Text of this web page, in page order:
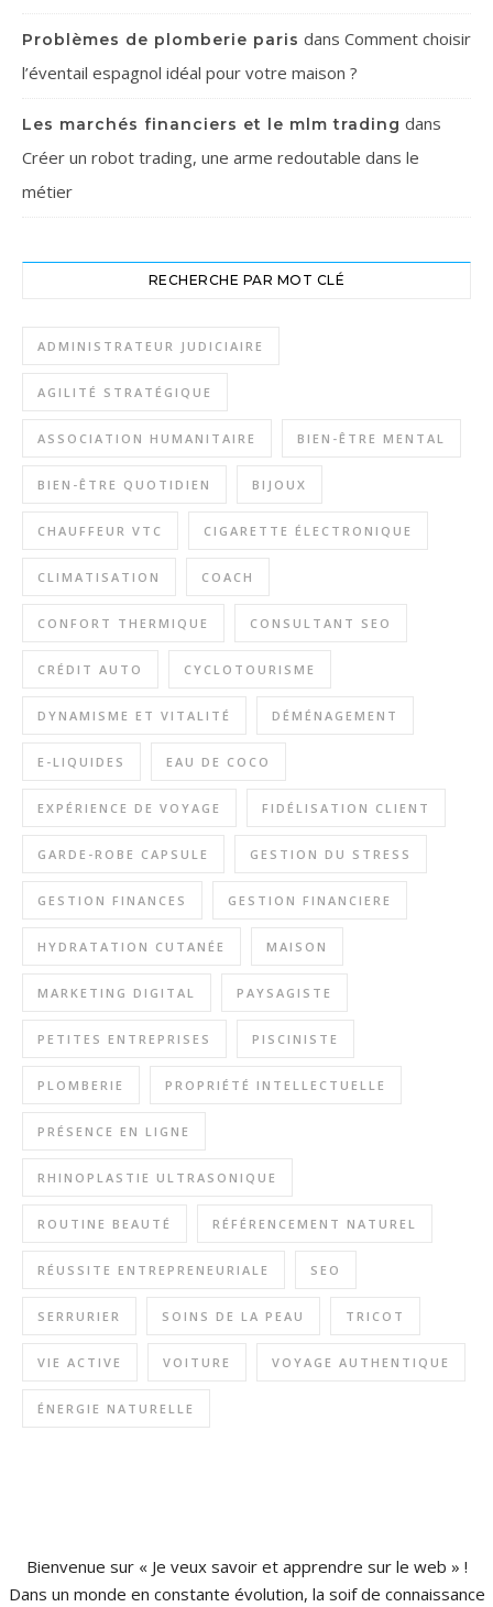
Problèmes de plomberie paris dans Comment choisir
l’éventail espagnol idéal pour votre maison ?
Les marchés financiers et le mlm trading dans
Créer un robot trading, une arme redoutable dans le
métier
RECHERCHE PAR MOT CLÉ
ADMINISTRATEUR JUDICIAIRE
AGILITÉ STRATÉGIQUE
ASSOCIATION HUMANITAIRE BIEN-ÊTRE MENTAL
BIEN-ÊTRE QUOTIDIEN BIJOUX
CHAUFFEUR VTC CIGARETTE ÉLECTRONIQUE
CLIMATISATION COACH
CONFORT THERMIQUE CONSULTANT SEO
CRÉDIT AUTO CYCLOTOURISME
DYNAMISME ET VITALITÉ DÉMÉNAGEMENT
E-LIQUIDES EAU DE COCO
EXPÉRIENCE DE VOYAGE FIDÉLISATION CLIENT
GARDE-ROBE CAPSULE GESTION DU STRESS
GESTION FINANCES GESTION FINANCIERE
HYDRATATION CUTANÉE MAISON
MARKETING DIGITAL PAYSAGISTE
PETITES ENTREPRISES PISCINISTE
PLOMBERIE PROPRIÉTÉ INTELLECTUELLE
PRÉSENCE EN LIGNE
RHINOPLASTIE ULTRASONIQUE
ROUTINE BEAUTÉ RÉFÉRENCEMENT NATUREL
RÉUSSITE ENTREPRENEURIALE SEO
SERRURIER SOINS DE LA PEAU TRICOT
VIE ACTIVE VOITURE VOYAGE AUTHENTIQUE
ÉNERGIE NATURELLE
Bienvenue sur « Je veux savoir et apprendre sur le web » !
Dans un monde en constante évolution, la soif de connaissance